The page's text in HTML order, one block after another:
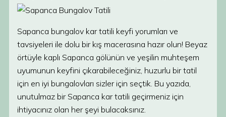
Sapanca bungalov kar tatili keyfi yorumları ve
tavsiyeleri ile dolu bir kış macerasına hazır olun! Beyaz
örtüyle kaplı Sapanca gölünün ve yeşilin muhteşem
uyumunun keyfini çıkarabileceğiniz, huzurlu bir tatil
için en iyi bungalovları sizler için seçtik. Bu yazıda,
unutulmaz bir Sapanca kar tatili geçirmeniz için
ihtiyacınız olan her şeyi bulacaksınız.